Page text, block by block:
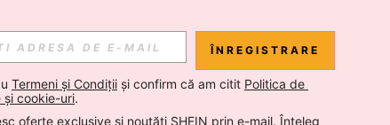
Abonare
ÎNREGISTRARE
Termeni și Condiții și confirm că am citit Politica de
cookie-uri.
oferte exclusive și noutăți SHEIN prin e-mail. Înțeleg